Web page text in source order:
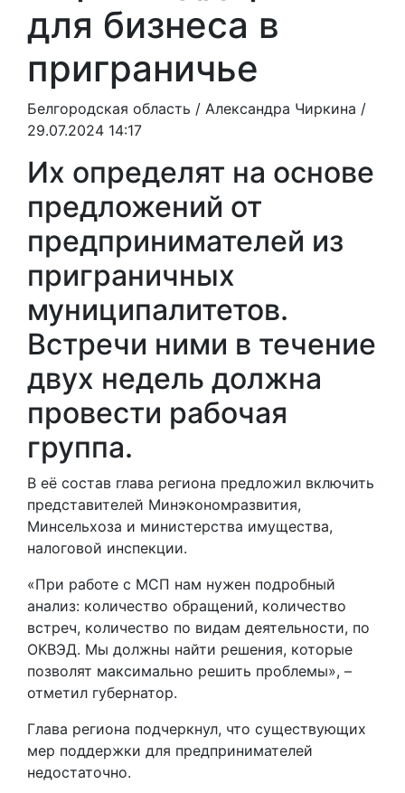
для бизнеса в
приграничье
Белгородская область / Александра Чиркина /
29.07.2024 14:17
Их определят на основе
предложений от
предпринимателей из
приграничных
муниципалитетов.
Встречи ними в течение
двух недель должна
провести рабочая
группа.
В её состав глава региона предложил включить
представителей Минэкономразвития,
Минсельхоза и министерства имущества,
налоговой инспекции.
«При работе с МСП нам нужен подробный
анализ: количество обращений, количество
встреч, количество по видам деятельности, по
ОКВЭД. Мы должны найти решения, которые
позволят максимально решить проблемы», –
отметил губернатор.
Глава региона подчеркнул, что существующих
мер поддержки для предпринимателей
недостаточно.